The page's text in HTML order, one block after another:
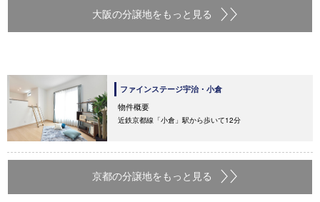
大阪の分譲地をもっと見る
ファインステージ宇治・小倉
物件概要
近鉄京都線「小倉」駅から歩いて12分
京都の分譲地をもっと見る